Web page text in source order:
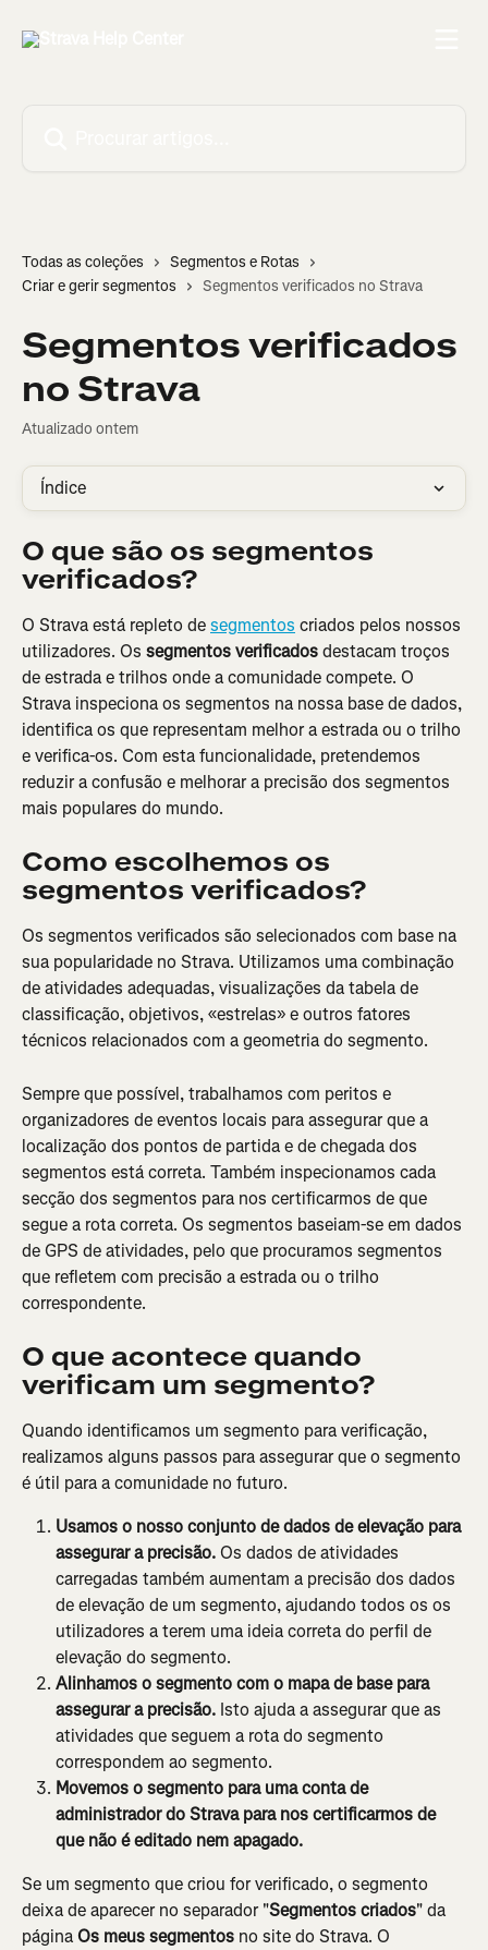
Todas as coleções
Segmentos e Rotas
Criar e gerir segmentos
Segmentos verificados no Strava
Segmentos verificados
no Strava
Atualizado ontem
Índice
O que são os segmentos
verificados?
O Strava está repleto de segmentos criados pelos nossos
utilizadores. Os segmentos verificados destacam troços
de estrada e trilhos onde a comunidade compete. O
Strava inspeciona os segmentos na nossa base de dados,
identifica os que representam melhor a estrada ou o trilho
e verifica-os. Com esta funcionalidade, pretendemos
reduzir a confusão e melhorar a precisão dos segmentos
mais populares do mundo.
Como escolhemos os
segmentos verificados?
Os segmentos verificados são selecionados com base na
sua popularidade no Strava. Utilizamos uma combinação
de atividades adequadas, visualizações da tabela de
classificação, objetivos, «estrelas» e outros fatores
técnicos relacionados com a geometria do segmento.
Sempre que possível, trabalhamos com peritos e
organizadores de eventos locais para assegurar que a
localização dos pontos de partida e de chegada dos
segmentos está correta. Também inspecionamos cada
secção dos segmentos para nos certificarmos de que
segue a rota correta. Os segmentos baseiam-se em dados
de GPS de atividades, pelo que procuramos segmentos
que refletem com precisão a estrada ou o trilho
correspondente.
O que acontece quando
verificam um segmento?
Quando identificamos um segmento para verificação,
realizamos alguns passos para assegurar que o segmento
é útil para a comunidade no futuro.
Usamos o nosso conjunto de dados de elevação para
assegurar a precisão. Os dados de atividades
carregadas também aumentam a precisão dos dados
de elevação de um segmento, ajudando todos os os
utilizadores a terem uma ideia correta do perfil de
elevação do segmento.
Alinhamos o segmento com o mapa de base para
assegurar a precisão. Isto ajuda a assegurar que as
atividades que seguem a rota do segmento
correspondem ao segmento.
Movemos o segmento para uma conta de
administrador do Strava para nos certificarmos de
que não é editado nem apagado.
Se um segmento que criou for verificado, o segmento
deixa de aparecer no separador "Segmentos criados" da
página Os meus segmentos no site do Strava. O